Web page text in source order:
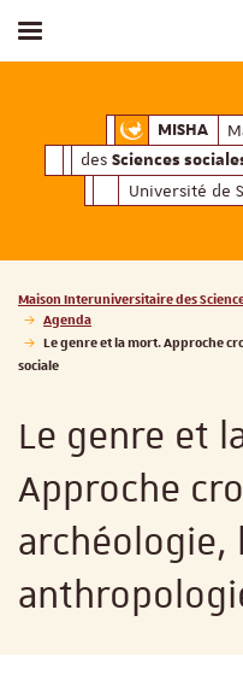
MISHA
des Sciences
Université de
Afficher / masquer le menu
Vous êtes ici :
Maison Interuniversitaire des
Agenda
Le genre et la mort. Approche
sociale
Le genre et
Approche